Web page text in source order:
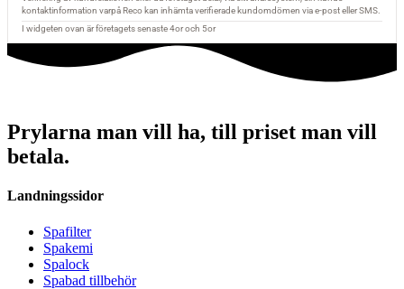
Prylarna man vill ha, till priset man vill
betala.
Landningssidor
Spafilter
Spakemi
Spalock
Spabad tillbehör